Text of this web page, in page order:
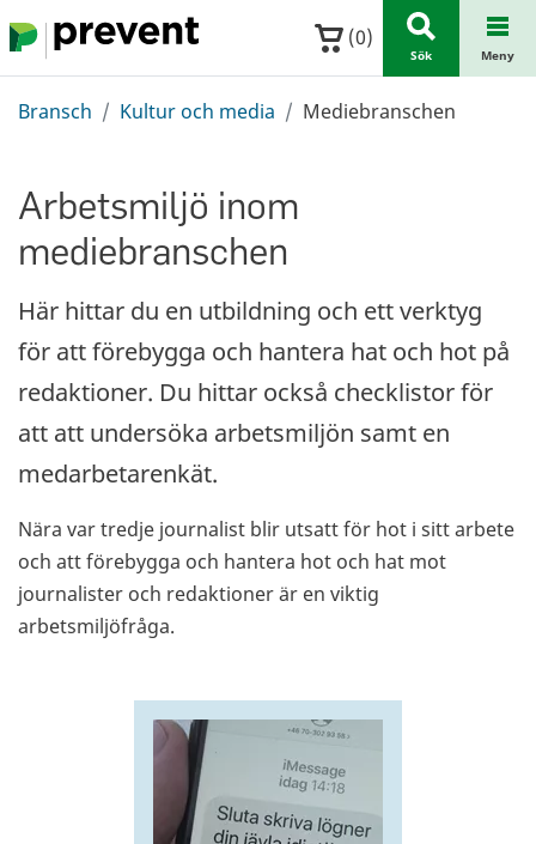
Hoppa till huvudinnehållet (0)
Sök Meny
Bransch Kultur och media Mediebranschen
Arbetsmiljö inom
mediebranschen
Här hittar du en utbildning och ett verktyg
för att förebygga och hantera hat och hot på
redaktioner. Du hittar också checklistor för
att att undersöka arbetsmiljön samt en
medarbetarenkät.
Nära var tredje journalist blir utsatt för hot i sitt arbete
och att förebygga och hantera hot och hat mot
journalister och redaktioner är en viktig
arbetsmiljöfråga.